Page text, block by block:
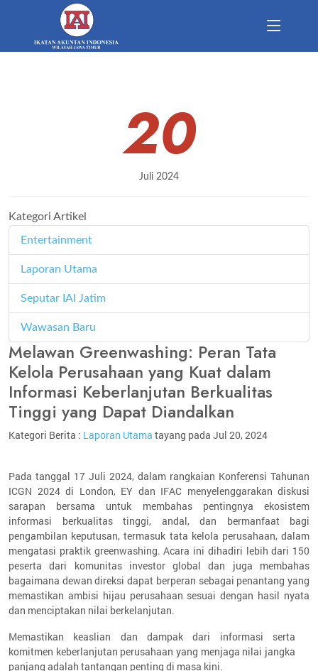
20
Juli 2024
Kategori Artikel
Entertainment
Laporan Utama
Seputar IAI Jatim
Wawasan Baru
Melawan Greenwashing: Peran Tata
Kelola Perusahaan yang Kuat dalam
Informasi Keberlanjutan Berkualitas
Tinggi yang Dapat Diandalkan
Kategori Berita : Laporan Utama tayang pada Jul 20, 2024
Pada tanggal 17 Juli 2024, dalam rangkaian Konferensi Tahunan
ICGN 2024 di London, EY dan IFAC menyelenggarakan diskusi
sarapan bersama untuk membahas pentingnya ekosistem
informasi berkualitas tinggi, andal, dan bermanfaat bagi
pengambilan keputusan, termasuk tata kelola perusahaan, dalam
mengatasi praktik greenwashing. Acara ini dihadiri lebih dari 150
peserta dari komunitas investor global dan juga membahas
bagaimana dewan direksi dapat berperan sebagai penantang yang
memastikan ambisi hijau perusahaan sesuai dengan hasil nyata
dan menciptakan nilai berkelanjutan.
Memastikan keaslian dan dampak dari informasi serta
komitmen keberlanjutan perusahaan yang menjaga nilai jangka
panjang adalah tantangan penting di masa kini.